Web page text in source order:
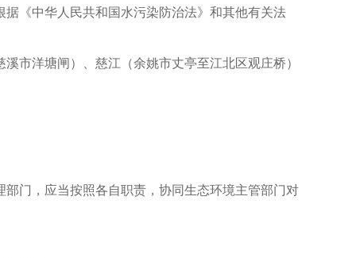
《中华人民共和国水污染防治法》和其他有关法
市洋塘闸）、慈江（余姚市丈亭至江北区观庄桥）
门，应当按照各自职责，协同生态环境主管部门对